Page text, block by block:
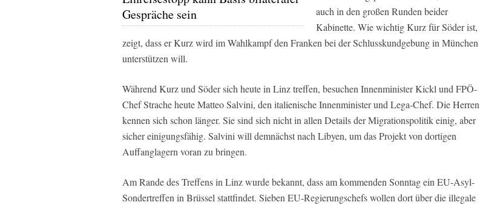
Gespräche sein
auch in den großen Runden beider
Kabinette. Wie wichtig Kurz für Söder ist,
zeigt, dass er Kurz wird im Wahlkampf den Franken bei der Schlusskundgebung in München
unterstützen will.
Während Kurz und Söder sich heute in Linz treffen, besuchen Innenminister Kickl und FPÖ-
Chef Strache heute Matteo Salvini, den italienische Innenminister und Lega-Chef. Die Herren
kennen sich schon länger. Sie sind sich nicht in allen Details der Migrationspolitik einig, aber
sicher einigungsfähig. Salvini will demnächst nach Libyen, um das Projekt von dortigen
Auffanglagern voran zu bringen.
Am Rande des Treffens in Linz wurde bekannt, dass am kommenden Sonntag ein EU-Asyl-
Sondertreffen in Brüssel stattfindet. Sieben EU-Regierungschefs wollen dort über die illegale